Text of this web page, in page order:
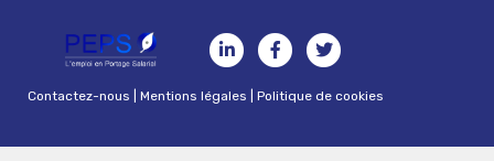
Contactez-nous |Mentions légales |Politique de cookies